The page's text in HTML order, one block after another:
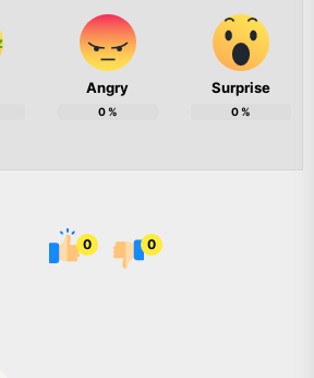
Angry
0%
Surprise
0%
0 0